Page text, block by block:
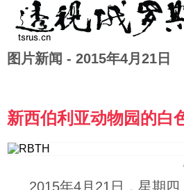
首页
国际
时政
陆军
工业
农业
美食
漫画
图表
图片新闻 - 2015年4月21日
新西伯利亚动物园的白
2015年4月21日，星期四